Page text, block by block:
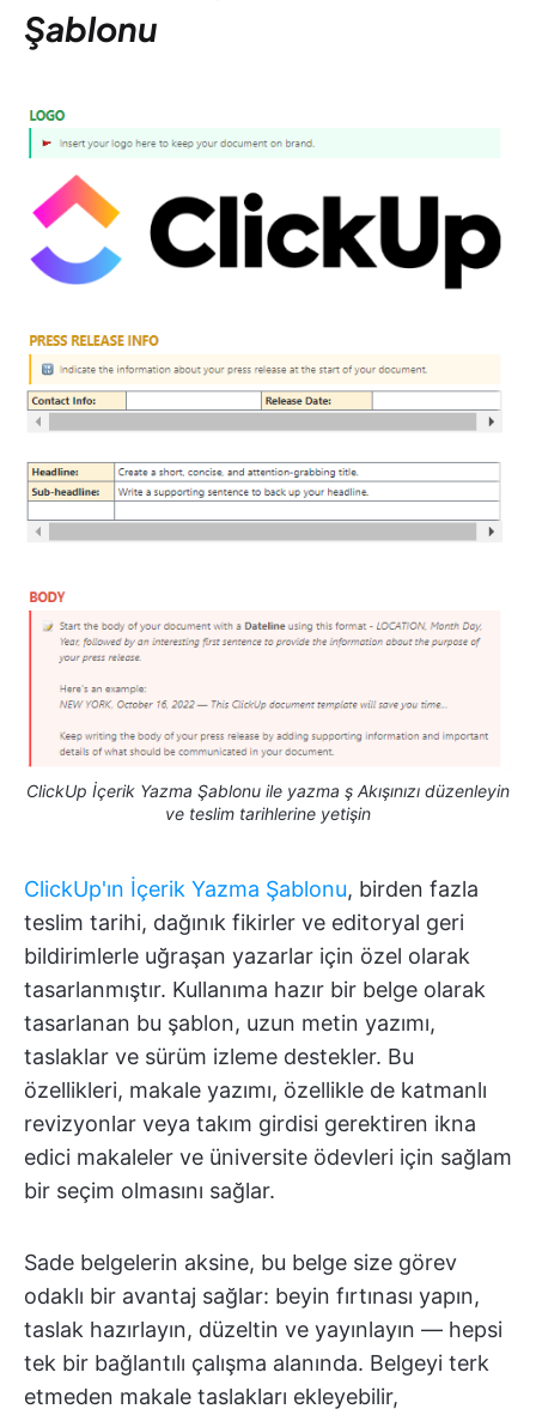
Şablonu
ClickUp İçerik Yazma Şablonu ile yazma ş Akışınızı düzenleyin
ve teslim tarihlerine yetişin
ClickUp'ın İçerik Yazma Şablonu, birden fazla
teslim tarihi, dağınık fikirler ve editoryal geri
bildirimlerle uğraşan yazarlar için özel olarak
tasarlanmıştır. Kullanıma hazır bir belge olarak
tasarlanan bu şablon, uzun metin yazımı,
taslaklar ve sürüm izleme destekler. Bu
özellikleri, makale yazımı, özellikle de katmanlı
revizyonlar veya takım girdisi gerektiren ikna
edici makaleler ve üniversite ödevleri için sağlam
bir seçim olmasını sağlar.
Sade belgelerin aksine, bu belge size görev
odaklı bir avantaj sağlar: beyin fırtınası yapın,
taslak hazırlayın, düzeltin ve yayınlayın — hepsi
tek bir bağlantılı çalışma alanında. Belgeyi terk
etmeden makale taslakları ekleyebilir,